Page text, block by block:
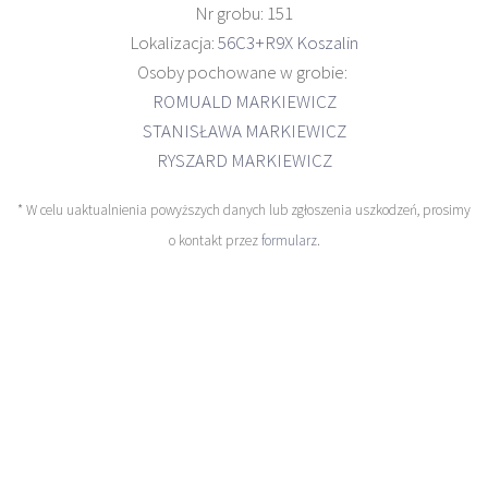
Nr grobu: 151
Lokalizacja:56C3+R9X Koszalin
Osoby pochowane w grobie:
ROMUALD MARKIEWICZ
STANISŁAWA MARKIEWICZ
RYSZARD MARKIEWICZ
* W celu uaktualnienia powyższych danych lub zgłoszenia uszkodzeń, prosimy
o kontakt przezformularz.